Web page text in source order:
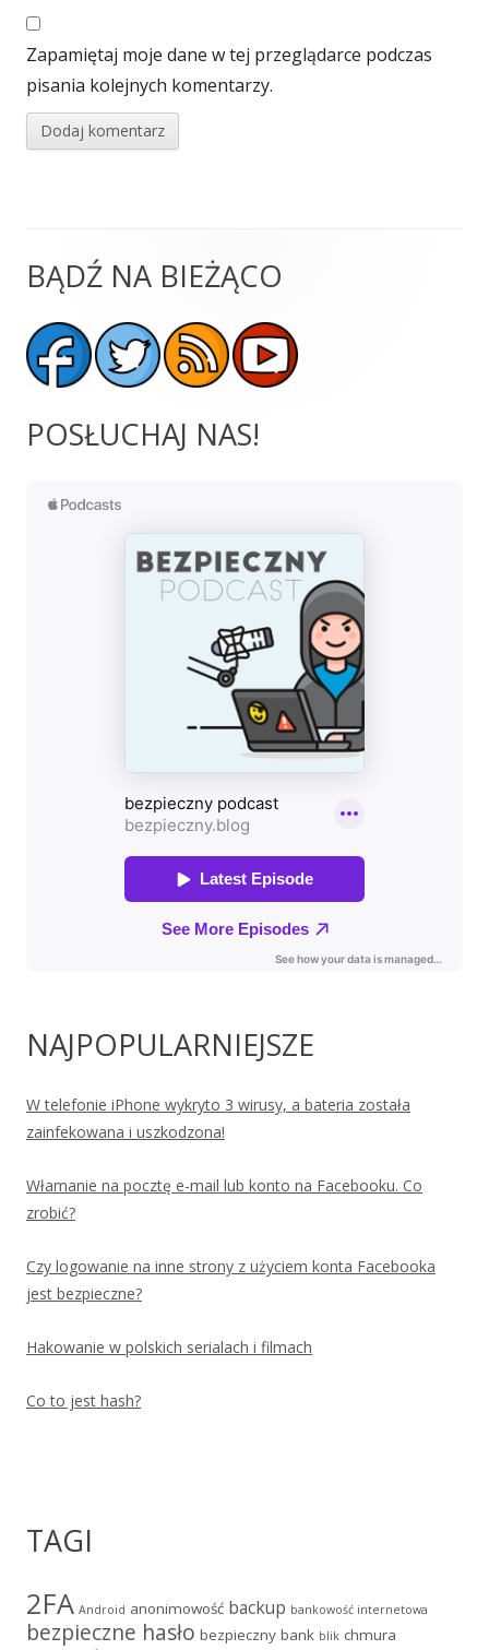
Zapamiętaj moje dane w tej przeglądarce podczas
pisania kolejnych komentarzy.
Główny
panel
boczny
BĄDŹ NA BIEŻĄCO
POSŁUCHAJ NAS!
NAJPOPULARNIEJSZE
W telefonie iPhone wykryto 3 wirusy, a bateria została
zainfekowana i uszkodzona!
Włamanie na pocztę e-mail lub konto na Facebooku. Co
zrobić?
Czy logowanie na inne strony z użyciem konta Facebooka
jest bezpieczne?
Hakowanie w polskich serialach i filmach
Co to jest hash?
TAGI
2FA Android anonimowość backup bankowość internetowa
bezpieczne hasło bezpieczny bank blik chmura